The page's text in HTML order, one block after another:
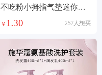
不吃粉小拇指气垫迷你版
化妆海绵指尖粉扑
￥ 1.30 257人想买